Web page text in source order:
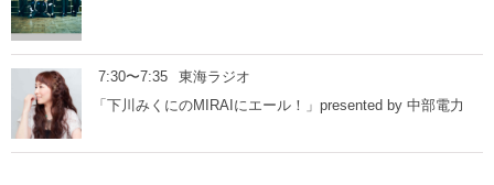
7:30〜7:35
東海ラジオ
「下川みくにのMIRAIにエール！」presented by 中部電力